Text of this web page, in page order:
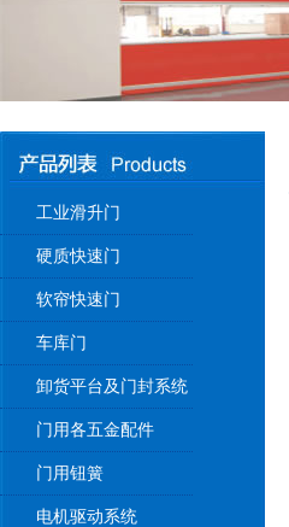
工业滑升门
硬质快速门
软帘快速门
车库门
卸货平台及门封系统
门用各五金配件
门用钮簧
电机驱动系统